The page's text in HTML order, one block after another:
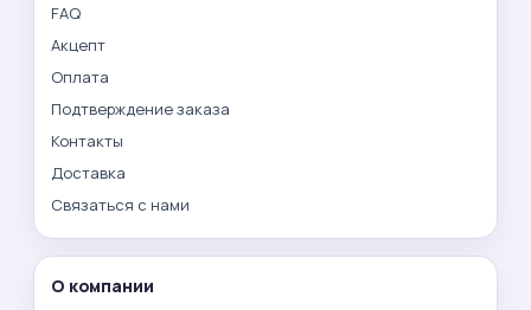
FAQ
Акцепт
Оплата
Подтверждение заказа
Контакты
Доставка
Связаться с нами
О компании